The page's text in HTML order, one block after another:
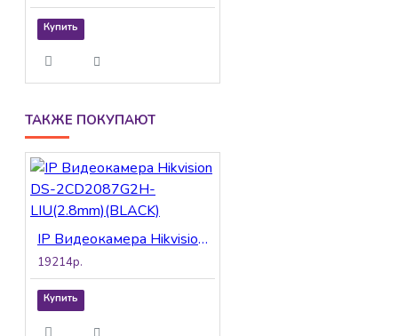
Купить
ТАКЖЕ ПОКУПАЮТ
IP Видеокамера Hikvision DS-2CD2087G2H-LIU(2.8mm)(BLACK)
19214р.
Купить